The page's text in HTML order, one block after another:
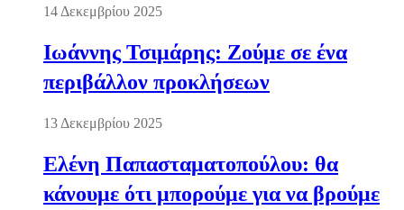
14 Δεκεμβρίου 2025
Ιωάννης Τσιμάρης: Ζούμε σε ένα
περιβάλλον προκλήσεων
13 Δεκεμβρίου 2025
Ελένη Παπασταματοπούλου: θα
κάνουμε ότι μπορούμε για να βρούμε